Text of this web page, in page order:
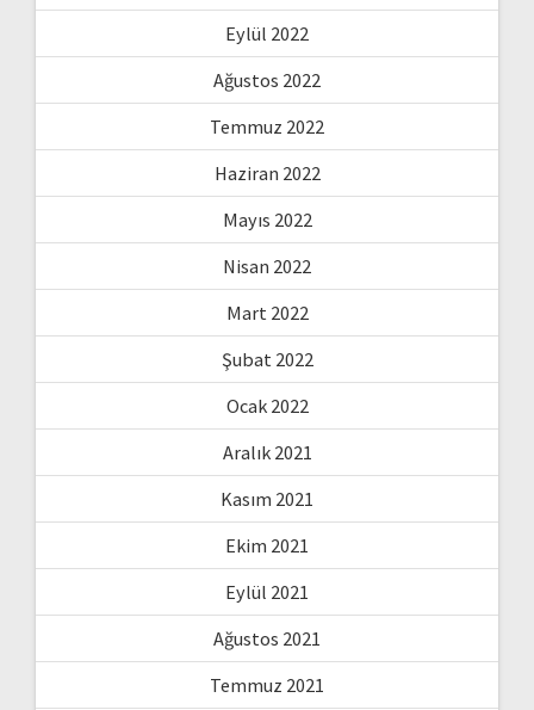
Eylül 2022
Ağustos 2022
Temmuz 2022
Haziran 2022
Mayıs 2022
Nisan 2022
Mart 2022
Şubat 2022
Ocak 2022
Aralık 2021
Kasım 2021
Ekim 2021
Eylül 2021
Ağustos 2021
Temmuz 2021